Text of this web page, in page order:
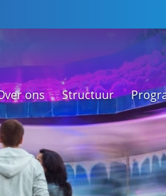
ons Structuur